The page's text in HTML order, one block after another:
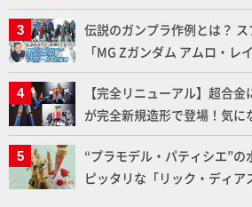
いプラモデルの基礎：スジ彫
伝説のガンプラ作例とは？
「MG Zガンダム アムロ・レ
ふたたび塗る!!【試し読み】
【完全リニューアル】超合金
が完全新規造形で登場！気に
下ろしでご紹介!!さらに「大
ト」セット情報もお届け！【
“プラモデル・パティシエ”
ピッタリな「リック・ディ